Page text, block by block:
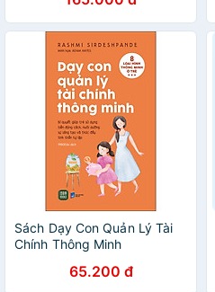
Sách Dạy Con Quản Lý Tài
Chính Thông Minh
65.200 đ